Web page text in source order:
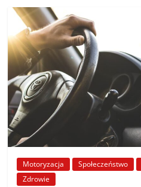
Motoryzacja Społeczeństwo
Zdrowie